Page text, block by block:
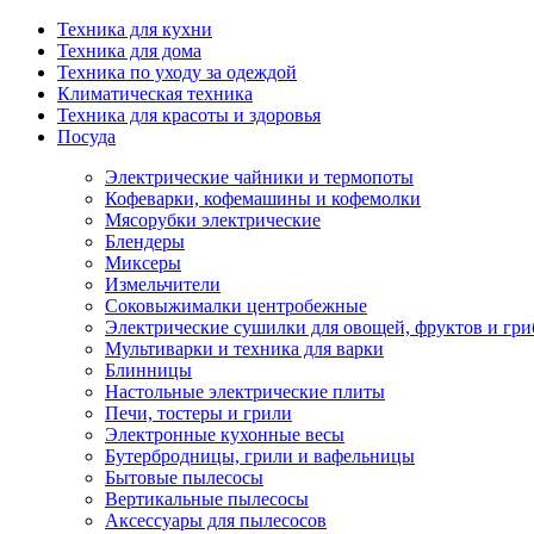
Техника для кухни
Техника для дома
Техника по уходу за одеждой
Климатическая техника
Техника для красоты и здоровья
Посуда
Электрические чайники и термопоты
Кофеварки, кофемашины и кофемолки
Мясорубки электрические
Блендеры
Миксеры
Измельчители
Соковыжималки центробежные
Электрические сушилки для овощей, фруктов и
Мультиварки и техника для варки
Блинницы
Настольные электрические плиты
Печи, тостеры и грили
Электронные кухонные весы
Бутербродницы, грили и вафельницы
Бытовые пылесосы
Вертикальные пылесосы
Аксессуары для пылесосов